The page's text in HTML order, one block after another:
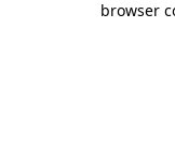
browser